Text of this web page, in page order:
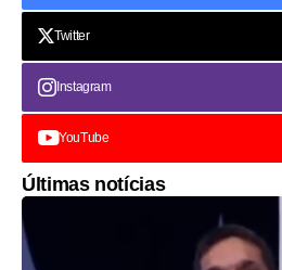
Twitter
Instagram
YouTube
Últimas notícias